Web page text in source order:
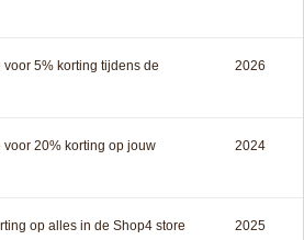
5% korting tijdens de
2026
20% korting op jouw
2024
op alles in de Shop4 store 2025